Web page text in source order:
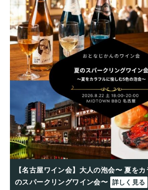
【名古屋ワイン会】大人の泡会〜 夏を
のスパークリングワイン会〜 詳しく見る